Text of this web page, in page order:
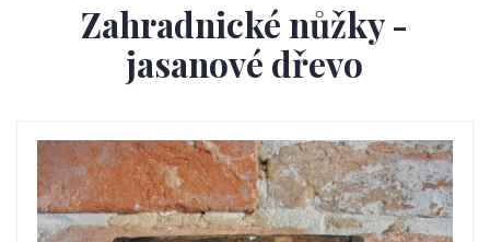
Zahradnické nůžky -
jasanové dřevo